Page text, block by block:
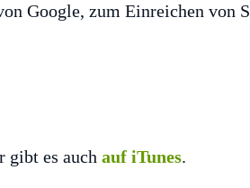
Google, zum Einreichen von
gibt es auch auf iTunes.